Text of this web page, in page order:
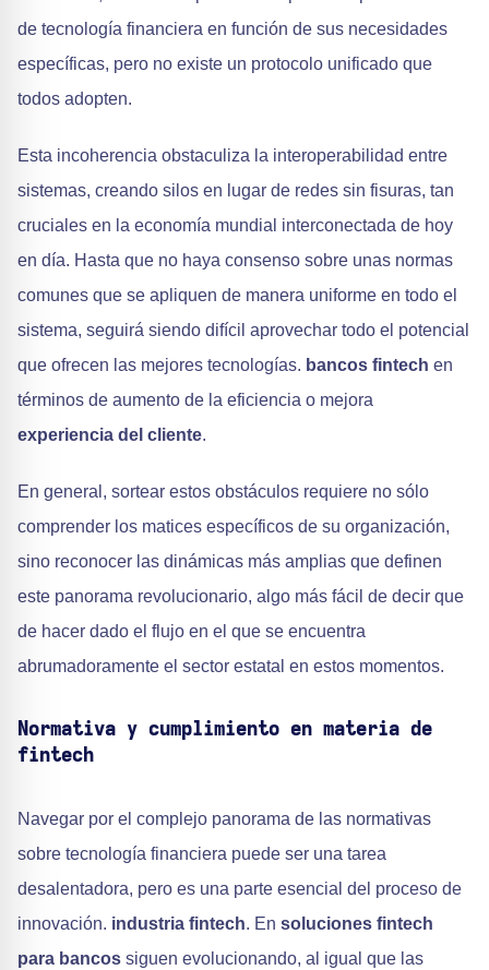
de tecnología financiera en función de sus necesidades
específicas, pero no existe un protocolo unificado que
todos adopten.
Esta incoherencia obstaculiza la interoperabilidad entre
sistemas, creando silos en lugar de redes sin fisuras, tan
cruciales en la economía mundial interconectada de hoy
en día. Hasta que no haya consenso sobre unas normas
comunes que se apliquen de manera uniforme en todo el
sistema, seguirá siendo difícil aprovechar todo el potencial
que ofrecen las mejores tecnologías. bancos fintech en
términos de aumento de la eficiencia o mejora
experiencia del cliente.
En general, sortear estos obstáculos requiere no sólo
comprender los matices específicos de su organización,
sino reconocer las dinámicas más amplias que definen
este panorama revolucionario, algo más fácil de decir que
de hacer dado el flujo en el que se encuentra
abrumadoramente el sector estatal en estos momentos.
Normativa y cumplimiento en materia de
fintech
Navegar por el complejo panorama de las normativas
sobre tecnología financiera puede ser una tarea
desalentadora, pero es una parte esencial del proceso de
innovación. industria fintech. En soluciones fintech
para bancos siguen evolucionando, al igual que las